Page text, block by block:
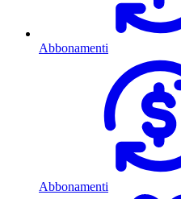
Abbonamenti
Abbonamenti